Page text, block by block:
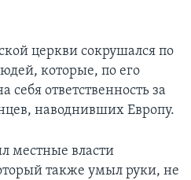
церкви сокрушался по
которые, по его
себя ответственность за
наводнивших Европу.
местные власти
также умыл руки, не